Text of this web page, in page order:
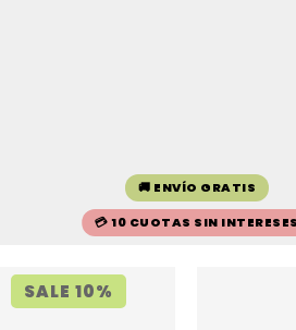
🚚 ENVÍO GRATIS
💳 10 CUOTAS SIN INTERESES
SALE 10%